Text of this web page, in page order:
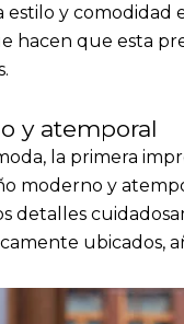
estilo y comodidad
hacen que esta
y atemporal
la primera
moderno y
detalles
ubicados,